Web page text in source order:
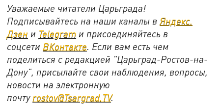
Уважаемые читатели Царьграда!
Подписывайтесь на наши каналы вЯндекс.
Дзен и Telegram и присоединяйтесь в
соцсети ВКонтакте. Если вам есть чем
поделиться с редакцией "Царьград-Ростов-на-
Дону", присылайте свои наблюдения, вопросы,
новости на электронную
почту rostov@Tsargrad.ТV.